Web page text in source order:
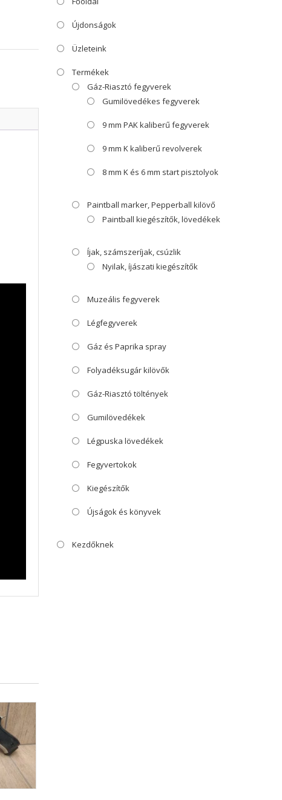
Újdonságok
Üzleteink
Termékek
Gáz-Riasztó fegyverek
Gumilövedékes fegyverek
9 mm PAK kaliberű fegyverek
9 mm K kaliberű revolverek
8 mm K és 6 mm start pisztolyok
Paintball marker, Pepperball kilövő
Paintball kiegészítők, lövedékek
Íjak, számszeríjak, csúzlik
Nyilak, íjászati kiegészítők
Muzeális fegyverek
Légfegyverek
Gáz és Paprika spray
Folyadéksugár kilövők
Gáz-Riasztó töltények
Gumilövedékek
Légpuska lövedékek
Fegyvertokok
Kiegészítők
Újságok és könyvek
Kezdőknek